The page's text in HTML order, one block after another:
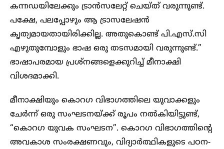
കന്നഡയിലേക്കും ട്രാൻസലേറ്റ് ചെയ്ത് വരുന്നുണ്ട്.
പക്ഷേ, പലപ്പോഴും ആ ട്രാസലേഷൻ
കൃത്യമായതായിരിക്കില്ല. അതുകൊണ്ട് പി.എസ്.സി
എഴുതുമ്പോളും ഭാഷ ഒരു തടസമായി വരുന്നുണ്ട്.”
ഭാഷാപരമായ പ്രശ്നങ്ങളെക്കുറിച്ച് മീനാക്ഷി
വിശദമാക്കി.
മീനാക്ഷിയും കൊറഗ വിഭാഗത്തിലെ യുവാക്കളും
ചേർന്ന് ഒരു സംഘടനയ്ക്ക് രൂപം നൽകിയിട്ടുണ്ട്,
“കൊറഗ യുവക സംഘടന”. കൊറഗ വിഭാഗത്തിന്റെ
അവകാശ സംരക്ഷണവും, വിദ്യാർത്ഥികളുടെ പഠന-